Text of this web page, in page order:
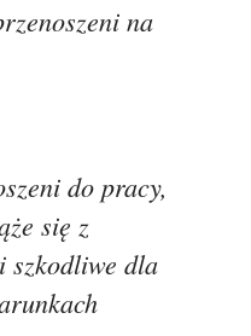
na
do pracy,
się z
szkodliwe dla